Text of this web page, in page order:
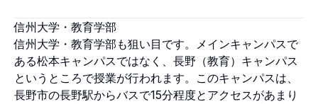
信州大学・教育学部
信州大学・教育学部も狙い目です。メインキャンパスで
ある松本キャンパスではなく、長野（教育）キャンパス
というところで授業が行われます。このキャンパスは、
長野市の長野駅からバスで15分程度とアクセスがあまり